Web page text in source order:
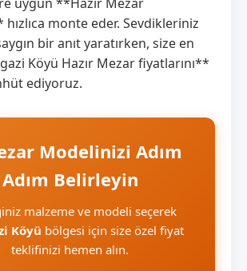
monte eder. Sevdikleriniz
bir anıt yaratırken, size en
Köyü Hazır Mezar fiyatlarını**
ediyoruz.
Modelinizi Adım
Adım Belirleyin
malzeme ve modeli seçerek
Köyü bölgesi için size özel fiyat
teklifinizi hemen alın.